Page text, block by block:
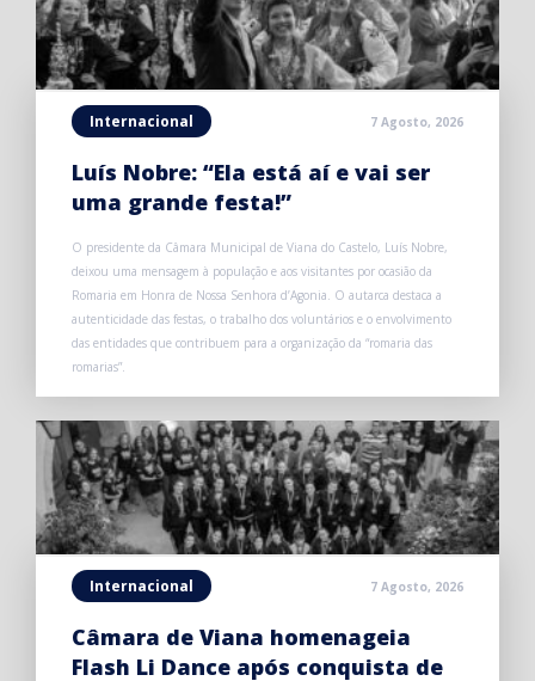
Internacional 7 Agosto, 2026
Luís Nobre: “Ela está aí e vai ser
uma grande festa!”
O presidente da Câmara Municipal de Viana do Castelo, Luís Nobre,
deixou uma mensagem à população e aos visitantes por ocasião da
Romaria em Honra de Nossa Senhora d’Agonia. O autarca destaca a
autenticidade das festas, o trabalho dos voluntários e o envolvimento
das entidades que contribuem para a organização da “romaria das
romarias”.
Internacional 7 Agosto, 2026
Câmara de Viana homenageia
Flash Li Dance após conquista de